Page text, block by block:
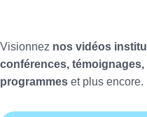
Visionnez nos vidéos
conférences,
programmes et plus encore.